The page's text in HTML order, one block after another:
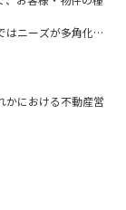
的なやり取りを通じ
成する。また、エ
エスカレーション
る。また、顧客の
カレーション期間
向上に重点を置
ョナルに対応す
はニーズが多角化し
っています。
仲介から建売販
しますが、お客様
かにおける不動産営